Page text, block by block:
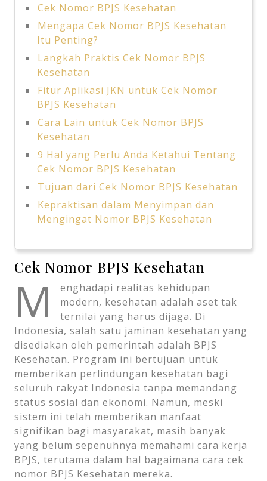
Cek Nomor BPJS Kesehatan
Mengapa Cek Nomor BPJS Kesehatan
Itu Penting?
Langkah Praktis Cek Nomor BPJS
Kesehatan
Fitur Aplikasi JKN untuk Cek Nomor
BPJS Kesehatan
Cara Lain untuk Cek Nomor BPJS
Kesehatan
9 Hal yang Perlu Anda Ketahui Tentang
Cek Nomor BPJS Kesehatan
Tujuan dari Cek Nomor BPJS Kesehatan
Kepraktisan dalam Menyimpan dan
Mengingat Nomor BPJS Kesehatan
Cek Nomor BPJS Kesehatan
M
enghadapi realitas kehidupan
modern, kesehatan adalah aset tak
ternilai yang harus dijaga. Di
Indonesia, salah satu jaminan kesehatan yang
disediakan oleh pemerintah adalah BPJS
Kesehatan. Program ini bertujuan untuk
memberikan perlindungan kesehatan bagi
seluruh rakyat Indonesia tanpa memandang
status sosial dan ekonomi. Namun, meski
sistem ini telah memberikan manfaat
signifikan bagi masyarakat, masih banyak
yang belum sepenuhnya memahami cara kerja
BPJS, terutama dalam hal bagaimana cara cek
nomor BPJS Kesehatan mereka.